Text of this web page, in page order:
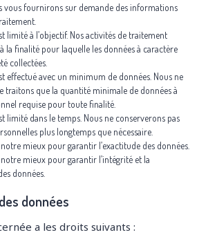
vous fournirons sur demande des informations
limité à l’objectif. Nos activités de traitement
la finalité pour laquelle les données à caractère
collectées.
effectué avec un minimum de données. Nous ne
traitons que la quantité minimale de données à
requise pour toute finalité.
limité dans le temps. Nous ne conserverons pas
plus longtemps que nécessaire.
mieux pour garantir l’exactitude des données.
mieux pour garantir l’intégrité et la
données.
données
a les droits suivants :